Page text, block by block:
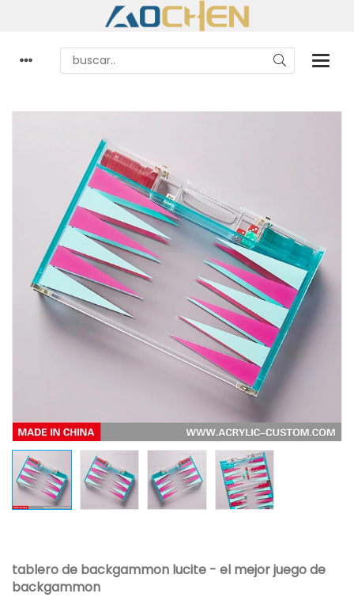
tablero de backgammon lucite - el mejor juego de
backgammon